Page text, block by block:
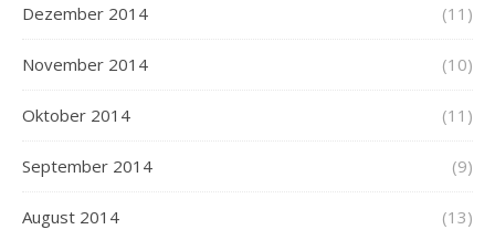
Dezember 2014 (11)
November 2014 (10)
Oktober 2014 (11)
September 2014 (9)
August 2014 (13)